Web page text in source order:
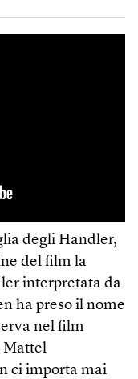
degli Handler,
del film la
interpretata da
ha preso il nome
nel film
Mattel
ci importa mai